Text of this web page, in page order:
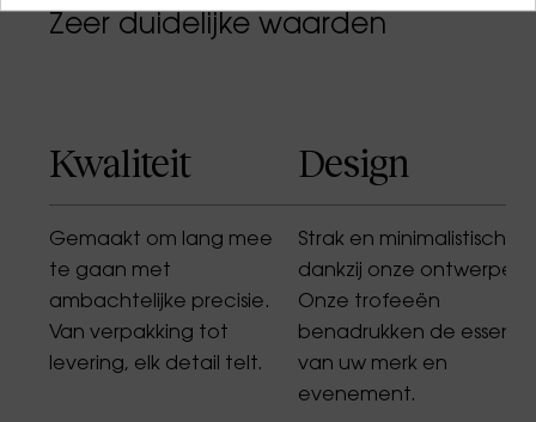
Zeer duidelijke waarden
Kwaliteit
Gemaakt om lang mee
te gaan met
ambachtelijke precisie.
Van verpakking tot
levering, elk detail telt.
Design
Strak en minimalistisch
dankzij onze ontwerpers.
Onze trofeeën
benadrukken de
van uw merk en
evenement.